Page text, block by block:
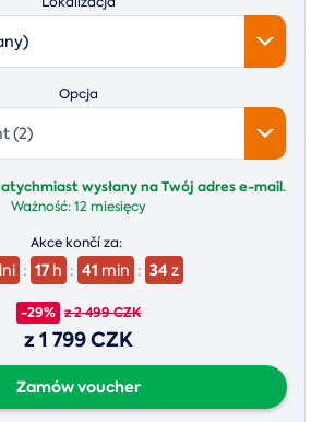
Opcja
(2)
wysłany na Twój adres e-mail.
Ważność:12 miesięcy
Akce končí za:
: 17 h : 41 min : 33 z
-29% z 2 499 CZK
z 1 799 CZK
Zamów voucher